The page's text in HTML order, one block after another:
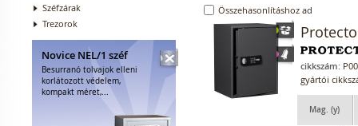
Széfzárak
Trezorok
Novice NEL/1 széf
Besurranó tolvajok elleni
korlátozott védelem,
kompakt méret,...
Összehasonlításhoz ad
cikkszám:
gyártói
Mag. (y)